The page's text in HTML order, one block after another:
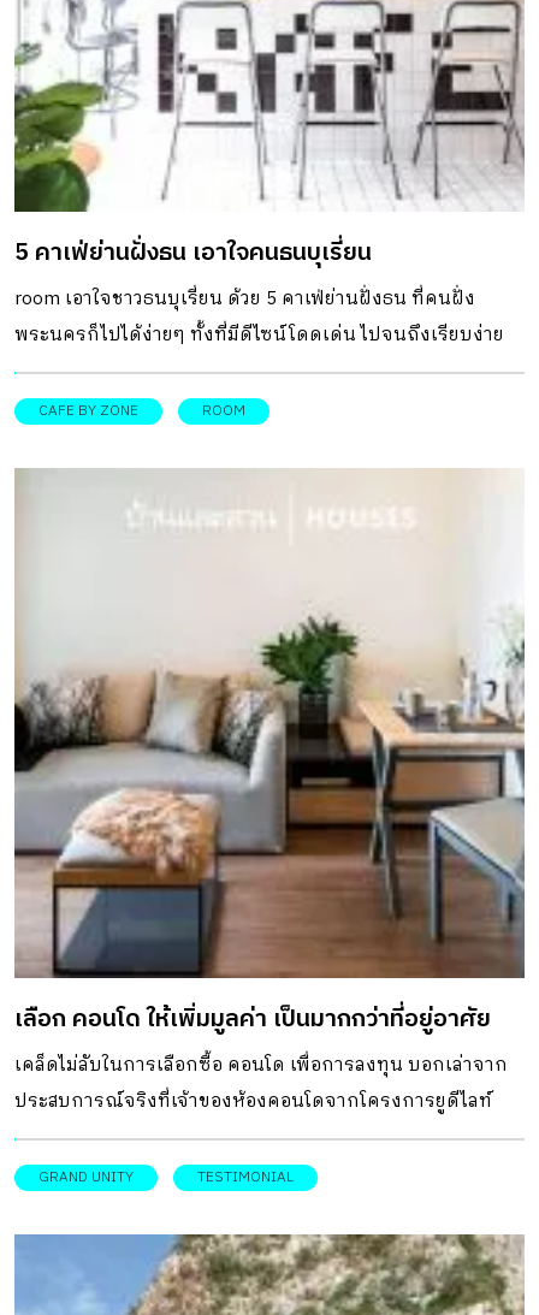
5 คาเฟ่ย่านฝั่งธน เอาใจคนธนบุเรี่ยน
room เอาใจชาวธนบุเรี่ยน ด้วย 5 คาเฟ่ย่านฝั่งธน ที่คนฝั่ง
พระนครก็ไปได้ง่ายๆ ทั้งที่มีดีไซน์โดดเด่น ไปจนถึงเรียบง่าย
ภายใต้บรรยากาศสบายๆ ให้เลือกนั่งชิลได้ตามสไตล์
CAFE BY ZONE ROOM
เลือก คอนโด ให้เพิ่มมูลค่า เป็นมากกว่าที่อยู่อาศัย
เคล็ดไม่ลับในการเลือกซื้อ คอนโด เพื่อการลงทุน บอกเล่าจาก
ประสบการณ์จริงที่เจ้าของห้องคอนโดจากโครงการยูดีไลท์
บางซ่อน คอนโดสำหรับคนรุ่นใหม่
GRAND UNITY TESTIMONIAL